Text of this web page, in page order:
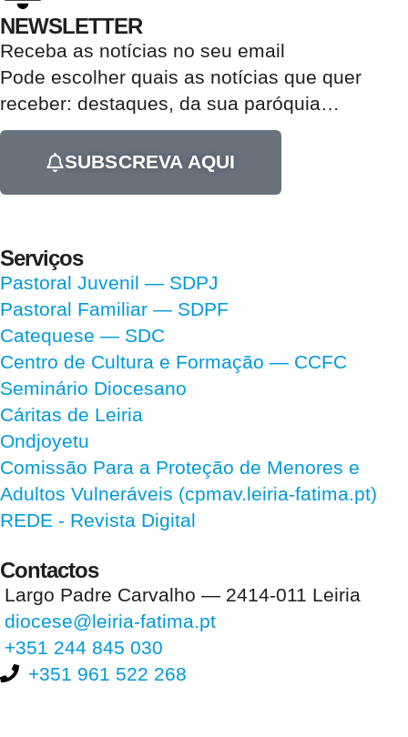
NEWSLETTER
Receba as notícias no seu email​
Pode escolher quais as notícias que quer
receber: destaques, da sua paróquia…
SUBSCREVA AQUI
Serviços
Pastoral Juvenil — SDPJ
Pastoral Familiar — SDPF
Catequese — SDC
Centro de Cultura e Formação — CCFC
Seminário Diocesano
Cáritas de Leiria
Ondjoyetu
Comissão Para a Proteção de Menores e
Adultos Vulneráveis (cpmav.leiria-fatima.pt)
REDE - Revista Digital
Contactos
Largo Padre Carvalho — 2414-011 Leiria
diocese@leiria-fatima.pt
+351 244 845 030
+351 961 522 268